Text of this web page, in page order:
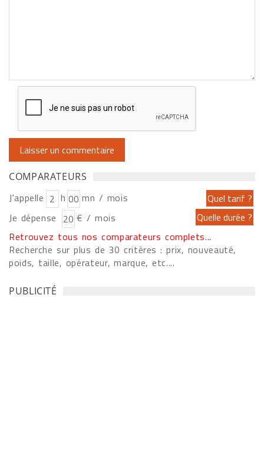
COMPARATEURS
J'appelle h
mn / mois
Je dépense
€ / mois
Retrouvez tous nos comparateurs complets...
Recherche sur plus de 30 critères : prix, nouveauté,
poids, taille, opérateur, marque, etc....
PUBLICITÉ